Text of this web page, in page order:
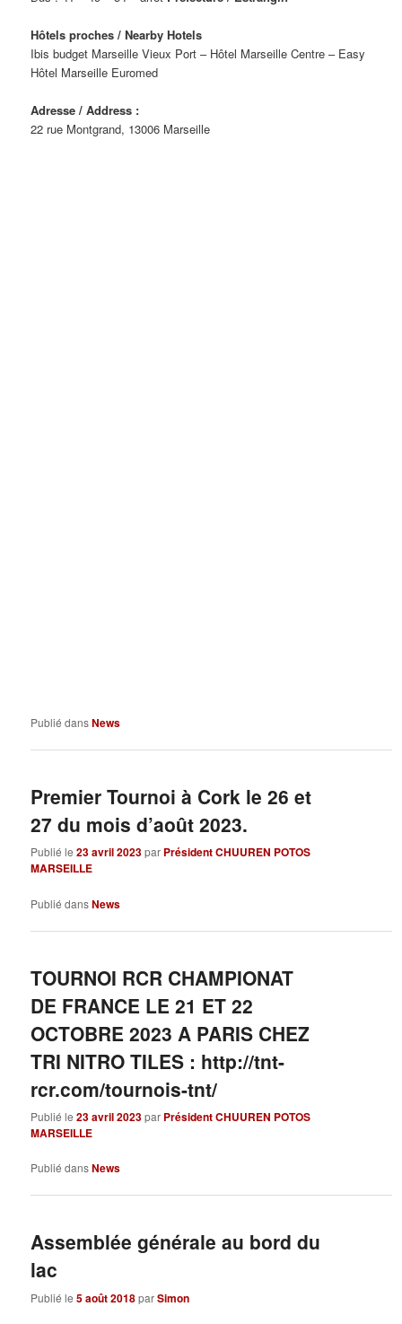
Hôtels proches / Nearby Hotels
Ibis budget Marseille Vieux Port – Hôtel Marseille Centre – Easy
Hôtel Marseille Euromed
Adresse / Address :
22 rue Montgrand, 13006 Marseille
Publié dansNews
Premier Tournoi à Cork le 26 et
27 du mois d’août 2023.
Publié le23 avril 2023par Président CHUUREN POTOS
MARSEILLE
Publié dansNews
TOURNOI RCR CHAMPIONAT
DE FRANCE LE 21 ET 22
OCTOBRE 2023 A PARIS CHEZ
TRI NITRO TILES : http://tnt-
rcr.com/tournois-tnt/
Publié le23 avril 2023par Président CHUUREN POTOS
MARSEILLE
Publié dansNews
Assemblée générale au bord du
lac
Publié le5 août 2018parSimon